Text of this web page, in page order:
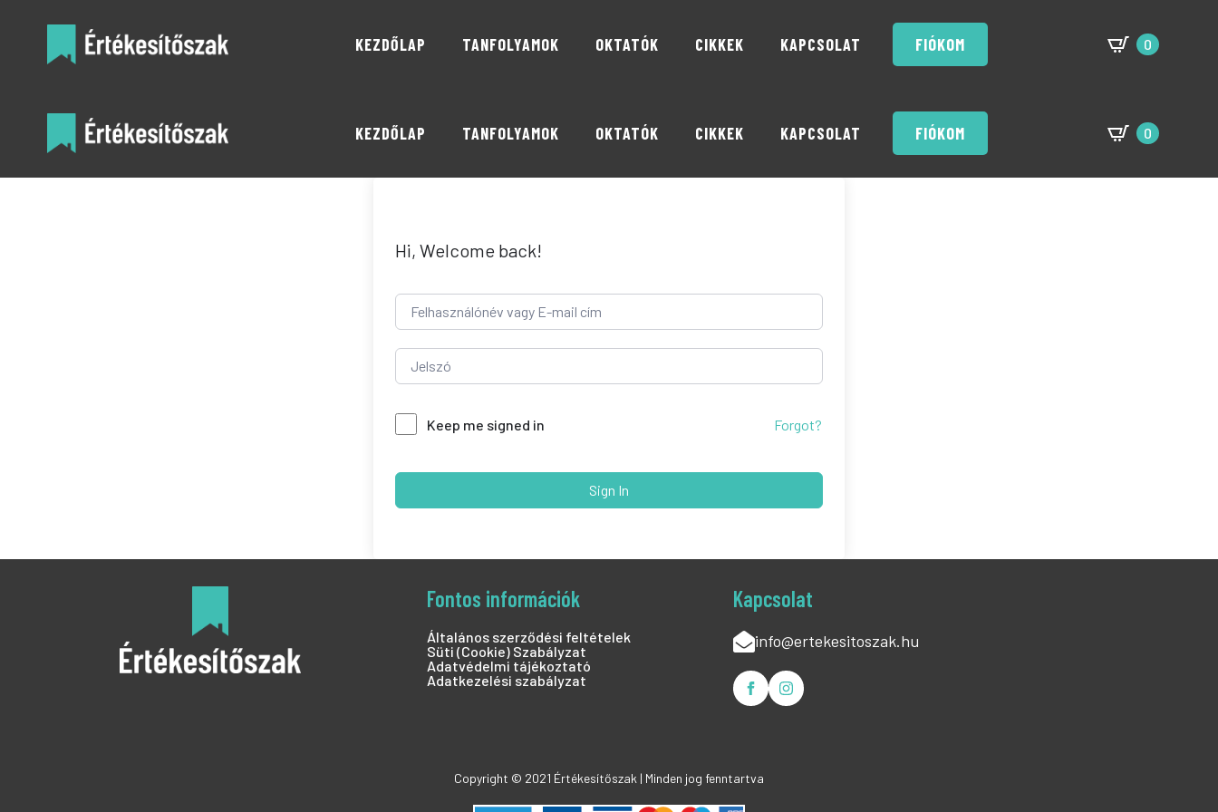
KEZDŐLAP TANFOLYAMOK OKTATÓK CIKKEK KAPCSOLAT FIÓKOM 0
KEZDŐLAP TANFOLYAMOK OKTATÓK CIKKEK KAPCSOLAT FIÓKOM 0
Hi, Welcome back!
Keep me signed in Forgot?
Sign In
Fontos információk
Általános szerződési feltételek
Süti (Cookie) Szabályzat
Adatvédelmi tájékoztató
Adatkezelési szabályzat
Kapcsolat
info@ertekesitoszak.hu
Copyright © 2021 Értékesítőszak | Minden jog fenntartva